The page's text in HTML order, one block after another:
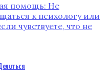
помощь: Не
к психологу или
чувствуете, что не